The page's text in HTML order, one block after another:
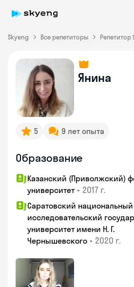
Skyeng Все репетиторы Репетитор
Янина
5 9 лет опыта
Образование
Казанский (Приволжский)
университет • 2017 г.
Саратовский национальный
исследовательский
университет имени Н. Г.
Чернышевского • 2020 г.
Skyeng Chat
online